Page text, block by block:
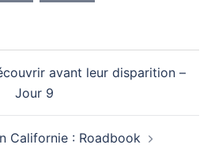
avant leur disparition –
Jour 9
Californie : Roadbook